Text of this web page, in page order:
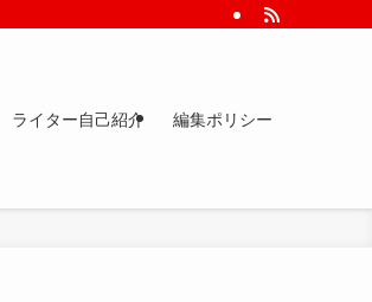
ライター自己紹介 編集ポリシー